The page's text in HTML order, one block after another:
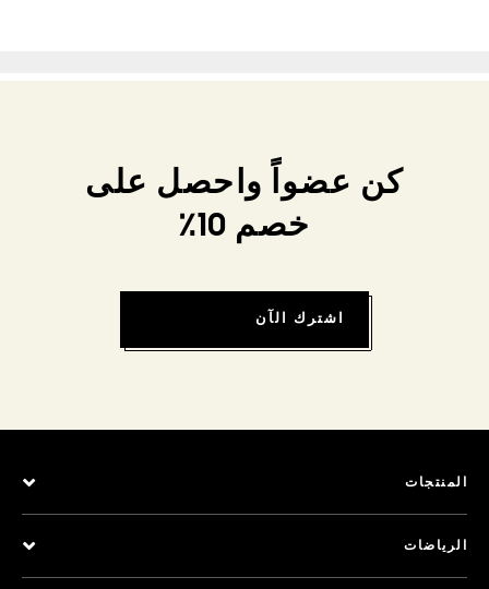
كن عضواً واحصل على
خصم 10٪
اشترك الآن
المنتجات
الرياضات